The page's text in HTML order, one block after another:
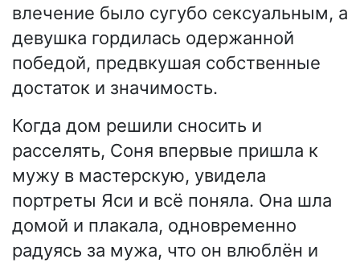
влечение было сугубо сексуальным, а
девушка гордилась одержанной
победой, предвкушая собственные
достаток и значимость.
Когда дом решили сносить и
расселять, Соня впервые пришла к
мужу в мастерскую, увидела
портреты Яси и всё поняла. Она шла
домой и плакала, одновременно
радуясь за мужа, что он влюблён и